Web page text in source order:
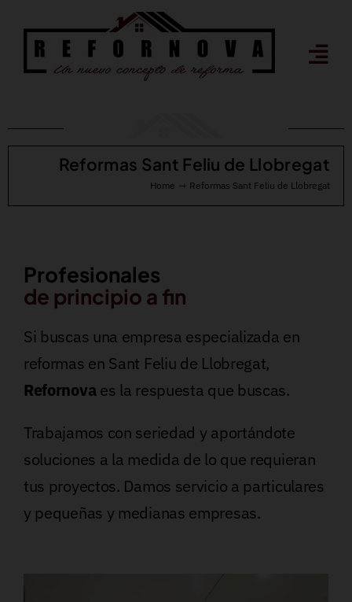
contenido
Reformas Sant Feliu de Llobregat
Home Reformas Sant Feliu de Llobregat
Profesionales
de principio a fin
Si buscas una empresa especializada en
reformas en Sant Feliu de Llobregat,
Refornovaes la respuesta que buscas.
Trabajamos con seriedad y aportándote
soluciones a la medida de lo que requieran
tus proyectos. Damos servicio a particulares
y pequeñas y medianas empresas.